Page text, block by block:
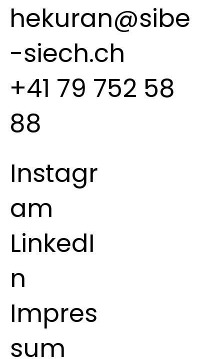
hekuran@sibe
-siech.ch
+41 79 752 58
88
Instagr
am
LinkedI
n
Impres
sum